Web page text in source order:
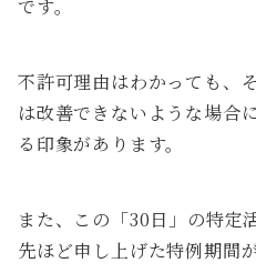
です。
不許可理由はわかっても、
は改善できないような場合
る印象があります。
また、この「30日」の特定
先ほど申し上げた特例期間